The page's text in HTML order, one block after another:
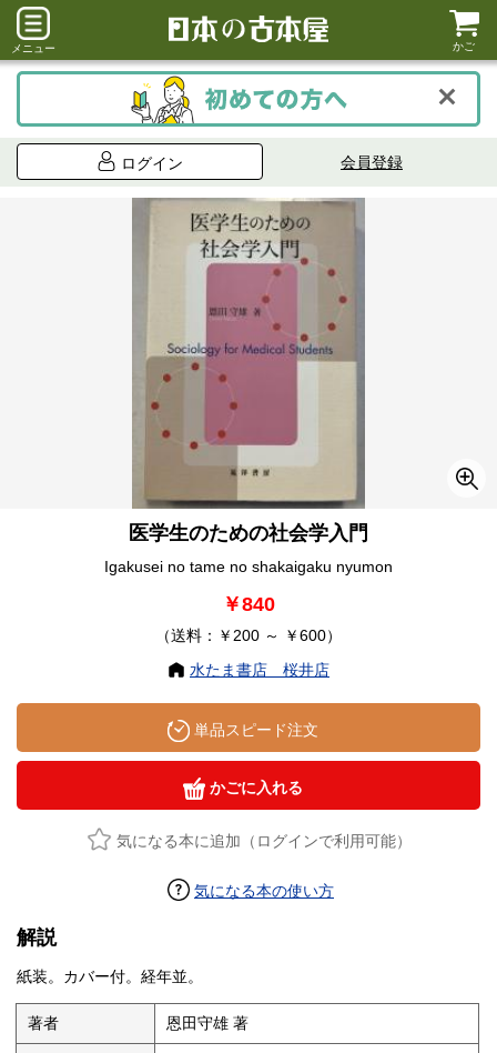
メニュー かご
ログイン 会員登録
医学生のための社会学入門
Igakusei no tame no shakaigaku nyumon
￥840
（送料：￥200 ～ ￥600）
水たま書店 桜井店
単品スピード注文
かごに入れる
気になる本に追加（ログインで利用可能）
気になる本の使い方
解説
紙装。カバー付。経年並。
著者 恩田守雄 著